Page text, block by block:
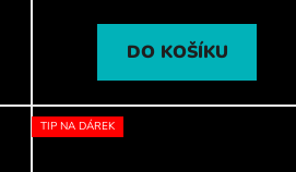
DO KOŠÍKU
TIP NA DÁREK